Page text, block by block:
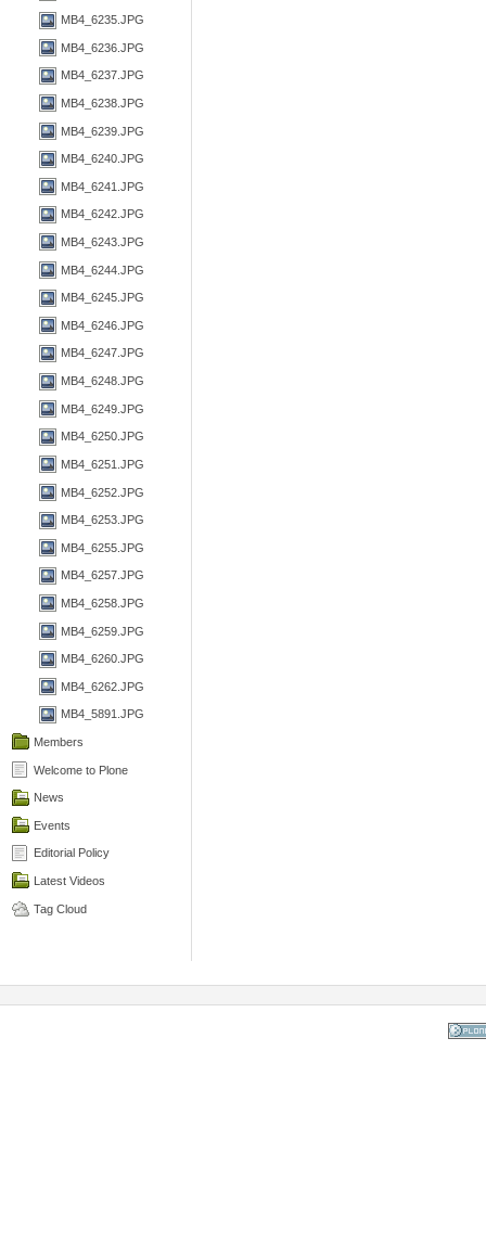
MB4_6235.JPG
MB4_6236.JPG
MB4_6237.JPG
MB4_6238.JPG
MB4_6239.JPG
MB4_6240.JPG
MB4_6241.JPG
MB4_6242.JPG
MB4_6243.JPG
MB4_6244.JPG
MB4_6245.JPG
MB4_6246.JPG
MB4_6247.JPG
MB4_6248.JPG
MB4_6249.JPG
MB4_6250.JPG
MB4_6251.JPG
MB4_6252.JPG
MB4_6253.JPG
MB4_6255.JPG
MB4_6257.JPG
MB4_6258.JPG
MB4_6259.JPG
MB4_6260.JPG
MB4_6262.JPG
MB4_5891.JPG
Members
Welcome to Plone
News
Events
Editorial Policy
Latest Videos
Tag Cloud